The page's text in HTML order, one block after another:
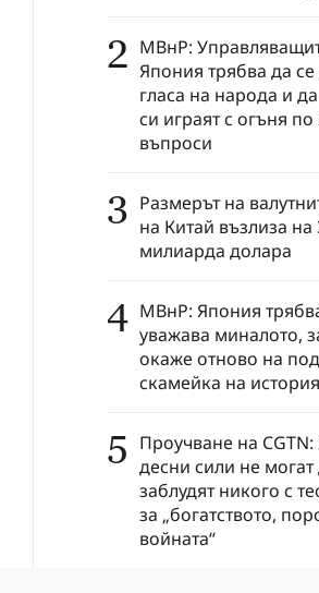
2 МВнР:
Япония трябва да
гласа на народа и
си играят с огъня
въпроси
3 Размерът на
на Китай възлиза на
милиарда долара
4 МВнР: Япония
уважава миналото,
окаже отново на
скамейка на
5 Проучване на
десни сили не могат
заблудят никого с
за „богатството,
войната“